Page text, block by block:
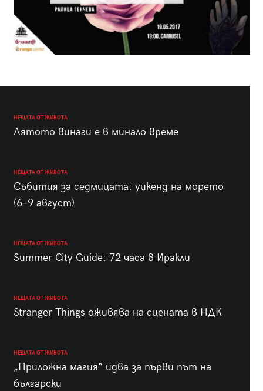
НЕЩАТА ОТ ЖИВОТА
Лятото винаги е в минало време
НЕЩАТА ОТ ЖИВОТА
Събития за седмицата: уикенд на морето
(6–9 август)
НЕЩАТА ОТ ЖИВОТА
Summer City Guide: 72 часа в Иракли
НЕЩАТА ОТ ЖИВОТА
Stranger Things оживява на сцената в НДК
НЕЩАТА ОТ ЖИВОТА
„Приложна магия“ идва за първи път на
български